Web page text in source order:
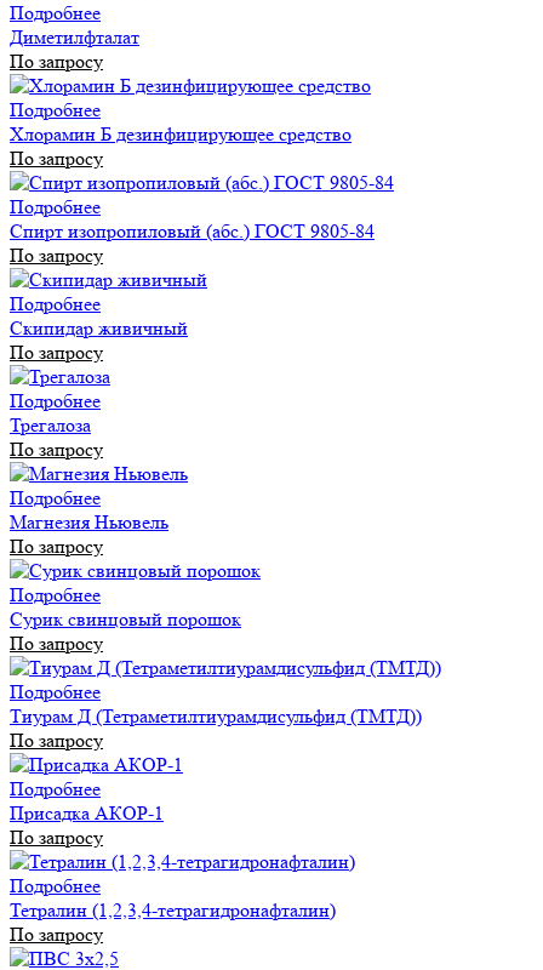
Подробнее
Диметилфталат
По запросу
Подробнее
Хлорамин Б дезинфицирующее средство
По запросу
Подробнее
Спирт изопропиловый (абс.) ГОСТ 9805-84
По запросу
Подробнее
Скипидар живичный
По запросу
Подробнее
Трегалоза
По запросу
Подробнее
Магнезия Ньювель
По запросу
Подробнее
Сурик свинцовый порошок
По запросу
Подробнее
Тиурам Д (Тетраметилтиурамдисульфид (ТМТД))
По запросу
Подробнее
Присадка АКОР-1
По запросу
Подробнее
Тетралин (1,2,3,4-тетрагидронафталин)
По запросу